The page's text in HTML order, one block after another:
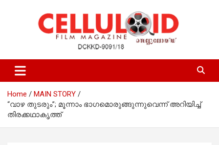
celluloid
Home
MAIN STORY
“വാഴ തുടരും”; മൂന്നാം ഭാഗമൊരുങ്ങുന്നുവെന്ന് അറിയിച്ച്
തിരക്കഥാകൃത്ത്